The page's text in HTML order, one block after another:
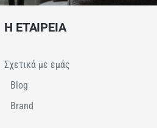
Η ΕΤΑΙΡΕΙΑ
Σχετικά με εμάς
Blog
Brand